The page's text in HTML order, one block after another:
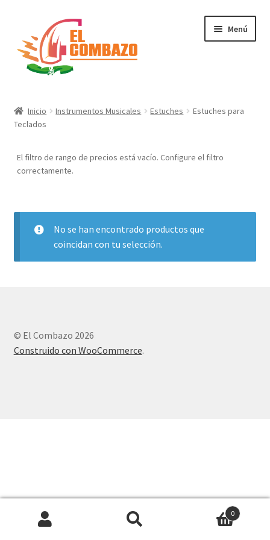
Menú
DJ, Audio e Iluminación PRO
Grabación de Audio & Video
Hogar
Inicio Instrumentos Musicales Estuches
Estuches para
Teclados
No se han encontrado productos que
coincidan con tu selección.
El filtro de rango de precios está vacío. Configure el filtro
correctamente.
© El Combazo 2026
Construido con WooCommerce.
0